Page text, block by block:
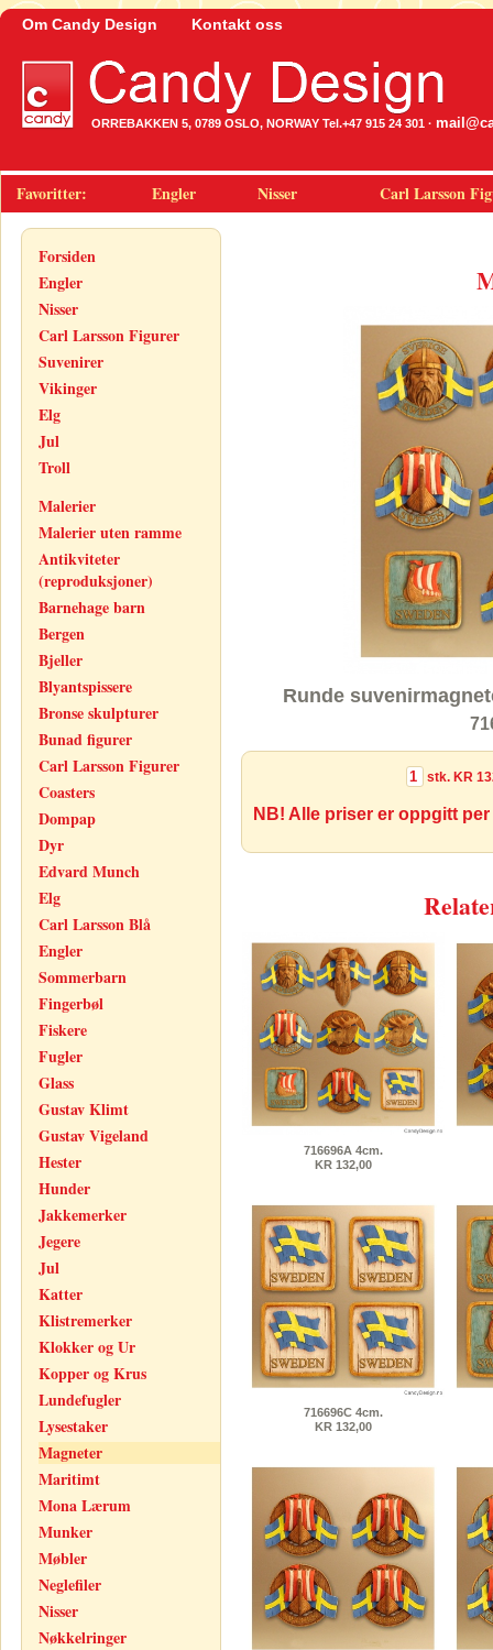
Om Candy Design Kontakt oss
ORREBAKKEN 5, 0789 OSLO, NORWAY Tel.+47 915 24 301 ·
Favoritter: Engler Nisser Carl Larsson
Forsiden
Engler
Nisser
Carl Larsson Figurer
Suvenirer
Vikinger
Elg
Jul
Troll
Malerier
Malerier uten ramme
Antikviteter
(reproduksjoner)
Barnehage barn
Bergen
Bjeller
Blyantspissere
Bronse skulpturer
Bunad figurer
Carl Larsson Figurer
Coasters
Dompap
Dyr
Edvard Munch
Elg
Carl Larsson Blå
Engler
Sommerbarn
Fingerbøl
Fiskere
Fugler
Glass
Gustav Klimt
Gustav Vigeland
Hester
Hunder
Jakkemerker
Jegere
Jul
Katter
Klistremerker
Klokker og Ur
Kopper og Krus
Lundefugler
Lysestaker
Magneter
Maritimt
Mona Lærum
Munker
Møbler
Neglefiler
Nisser
Nøkkelringer
Runde
stk. KR
NB! Alle priser er oppgitt
716696A 4cm.
KR 132,00
716696C 4cm.
KR 132,00